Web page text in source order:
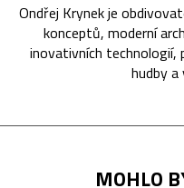
Ondřej Krynek je
konceptů, moderní
inovativních technologií,
hudby a
MOHLO